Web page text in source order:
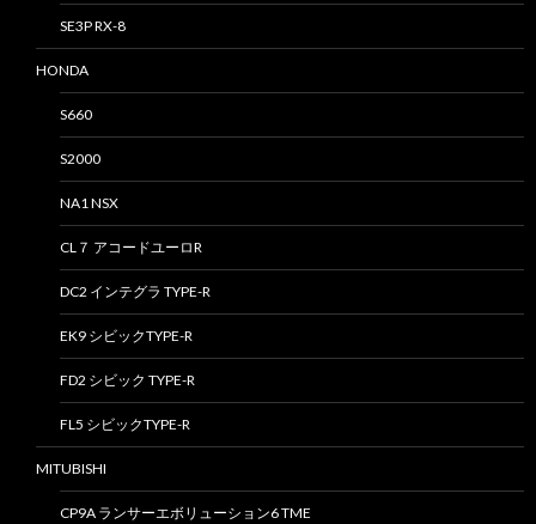
SE3P RX-8
HONDA
S660
S2000
NA1 NSX
CL７ アコードユーロR
DC2 インテグラ TYPE-R
EK9 シビックTYPE-R
FD2 シビック TYPE-R
FL5 シビックTYPE-R
MITUBISHI
CP9A ランサーエボリューション6 TME